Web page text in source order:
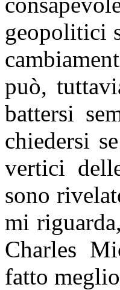
geopolitici
può,
battersi
chiedersi
vertici
sono
mi
Charles
fatto